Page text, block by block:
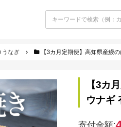
うなぎ 【3カ月定期便】高知県産鰻
【3カ
ウナギ
寄付金額: